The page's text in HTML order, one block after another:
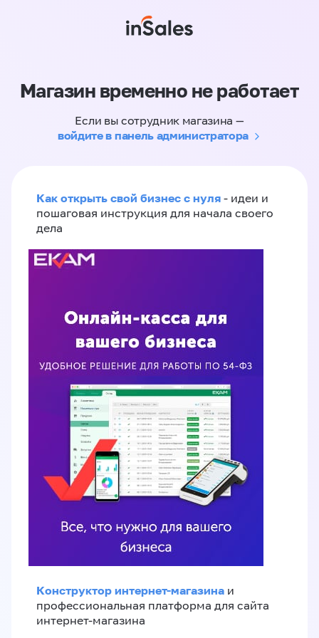
Магазин временно не работает
Если вы сотрудник магазина —
войдите в панель администратора
Как открыть свой бизнес с нуля - идеи и
пошаговая инструкция для начала своего
дела
Конструктор интернет-магазина и
профессиональная платформа для сайта
интернет-магазина